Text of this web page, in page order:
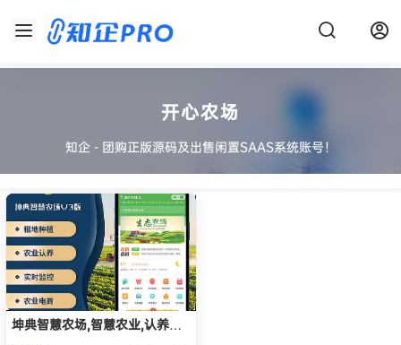
开心农场
知企 - 团购正版源码及出售闲置SAAS系统账号！
坤典智慧农场,智慧农业,认养农